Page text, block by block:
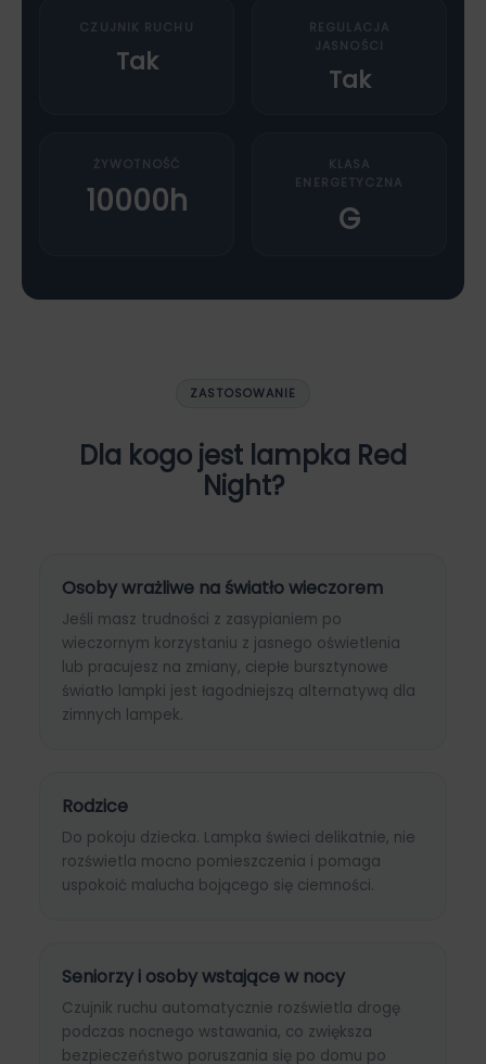
CZUJNIK RUCHU
Tak
REGULACJA
JASNOŚCI
Tak
ŻYWOTNOŚĆ
10000h
KLASA
ENERGETYCZNA
G
ZASTOSOWANIE
Dla kogo jest lampka Red
Night?
Osoby wrażliwe na światło wieczorem
Jeśli masz trudności z zasypianiem po
wieczornym korzystaniu z jasnego oświetlenia
lub pracujesz na zmiany, ciepłe bursztynowe
światło lampki jest łagodniejszą alternatywą dla
zimnych lampek.
Rodzice
Do pokoju dziecka. Lampka świeci delikatnie, nie
rozświetla mocno pomieszczenia i pomaga
uspokoić malucha bojącego się ciemności.
Seniorzy i osoby wstające w nocy
Czujnik ruchu automatycznie rozświetla drogę
podczas nocnego wstawania, co zwiększa
bezpieczeństwo poruszania się po domu po